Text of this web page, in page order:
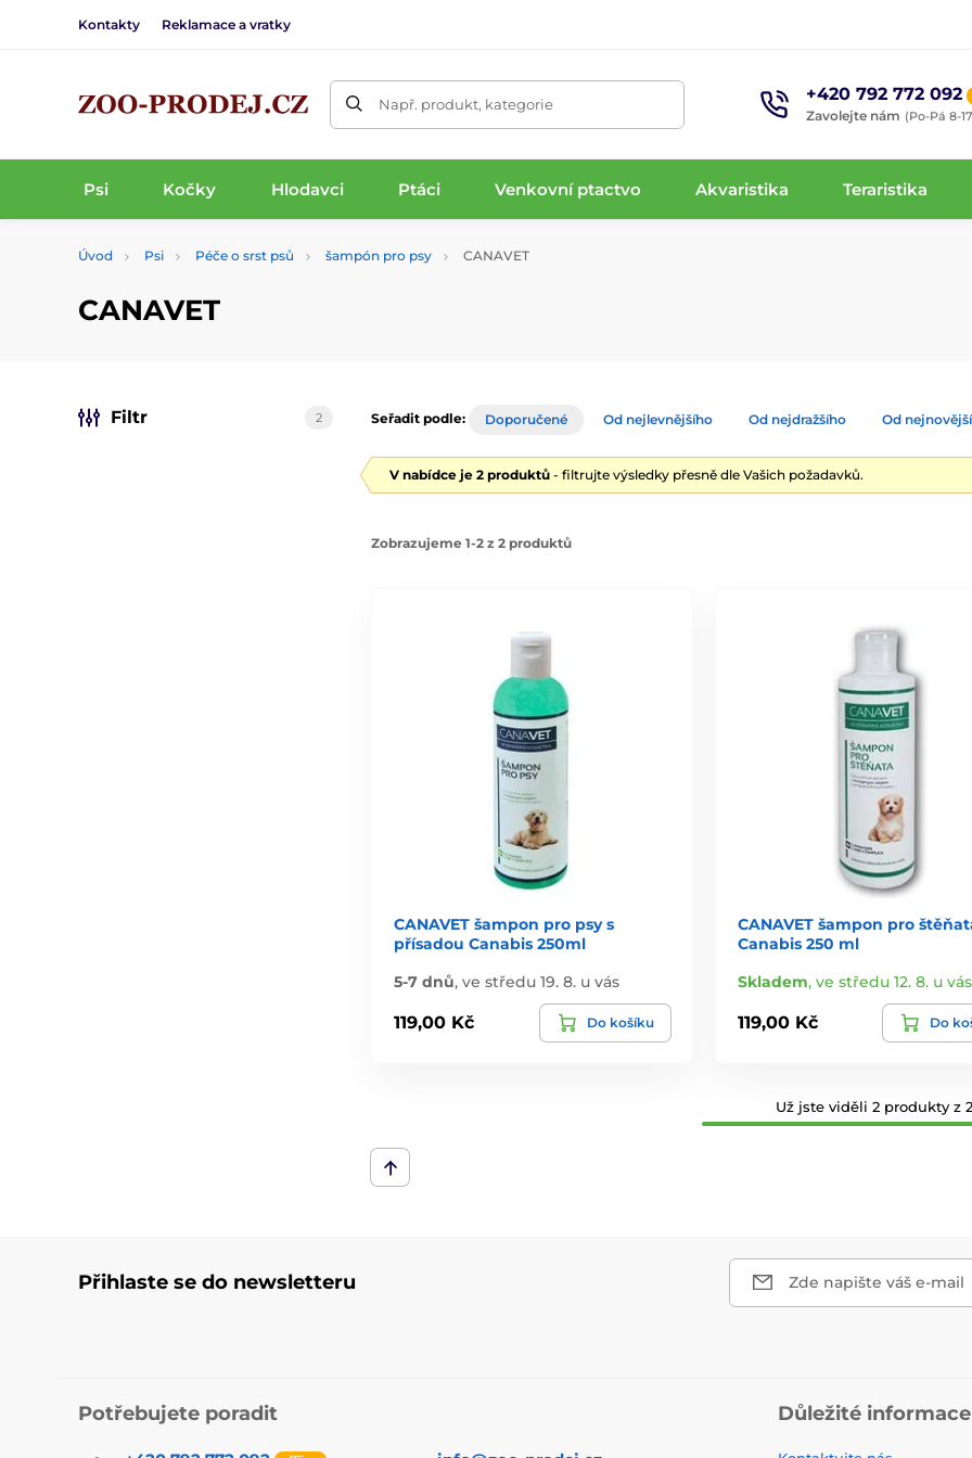
Kontakty Reklamace a vratky
Např. produkt, kategorie +420 792 772 092
Zavolejte nám (Po-Pá 8-
Psi Kočky Hlodavci Ptáci Venkovní ptactvo Akvaristika Teraristika
Úvod Psi Péče o srst psů šampón pro psy CANAVET
CANAVET
Filtr 2 Seřadit podle: Doporučené Od nejlevnějšího Od nejdražšího Od
V nabídce je 2 produktů - filtrujte výsledky přesně dle Vašich požadavků.
Zobrazujeme 1-2 z 2 produktů
CANAVET šampon pro psy s
přísadou Canabis 250ml
5-7 dnů, ve středu 19. 8. u vás
119,00 Kč Do košíku
CANAVET šampon pro
Canabis 250 ml
Skladem, ve středu 12. 8. u vás
119,00 Kč Do
Už jste viděli 2 produkty z
Přihlaste se do newsletteru Zde napište váš e-mail
Potřebujete poradit Důležité informace